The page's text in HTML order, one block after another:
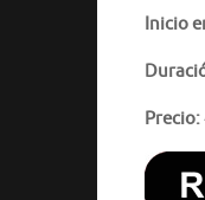
Inicio
Precio: